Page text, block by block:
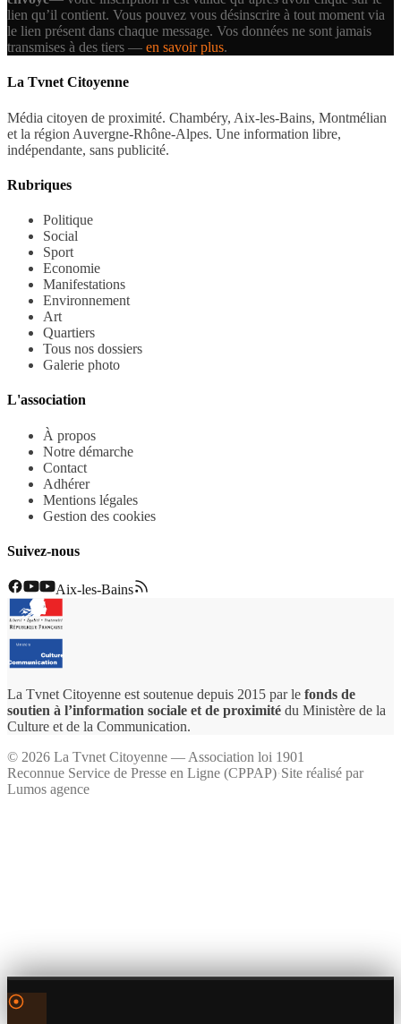
lien qu’il contient. Vous pouvez vous désinscrire à tout moment via
le lien présent dans chaque message. Vos données ne sont jamais
transmises à des tiers — en savoir plus.
La Tvnet Citoyenne
Média citoyen de proximité. Chambéry, Aix-les-Bains, Montmélian
et la région Auvergne-Rhône-Alpes. Une information libre,
indépendante, sans publicité.
Rubriques
Politique
Social
Sport
Economie
Manifestations
Environnement
Art
Quartiers
Tous nos dossiers
Galerie photo
L'association
À propos
Notre démarche
Contact
Adhérer
Mentions légales
Gestion des cookies
Suivez-nous
Aix-les-Bains
La Tvnet Citoyenne est soutenue depuis 2015 par le fonds de
soutien à l’information sociale et de proximité du Ministère de la
Culture et de la Communication.
© 2026 La Tvnet Citoyenne — Association loi 1901
Reconnue Service de Presse en Ligne (CPPAP)·Site réalisé par
Lumos agence